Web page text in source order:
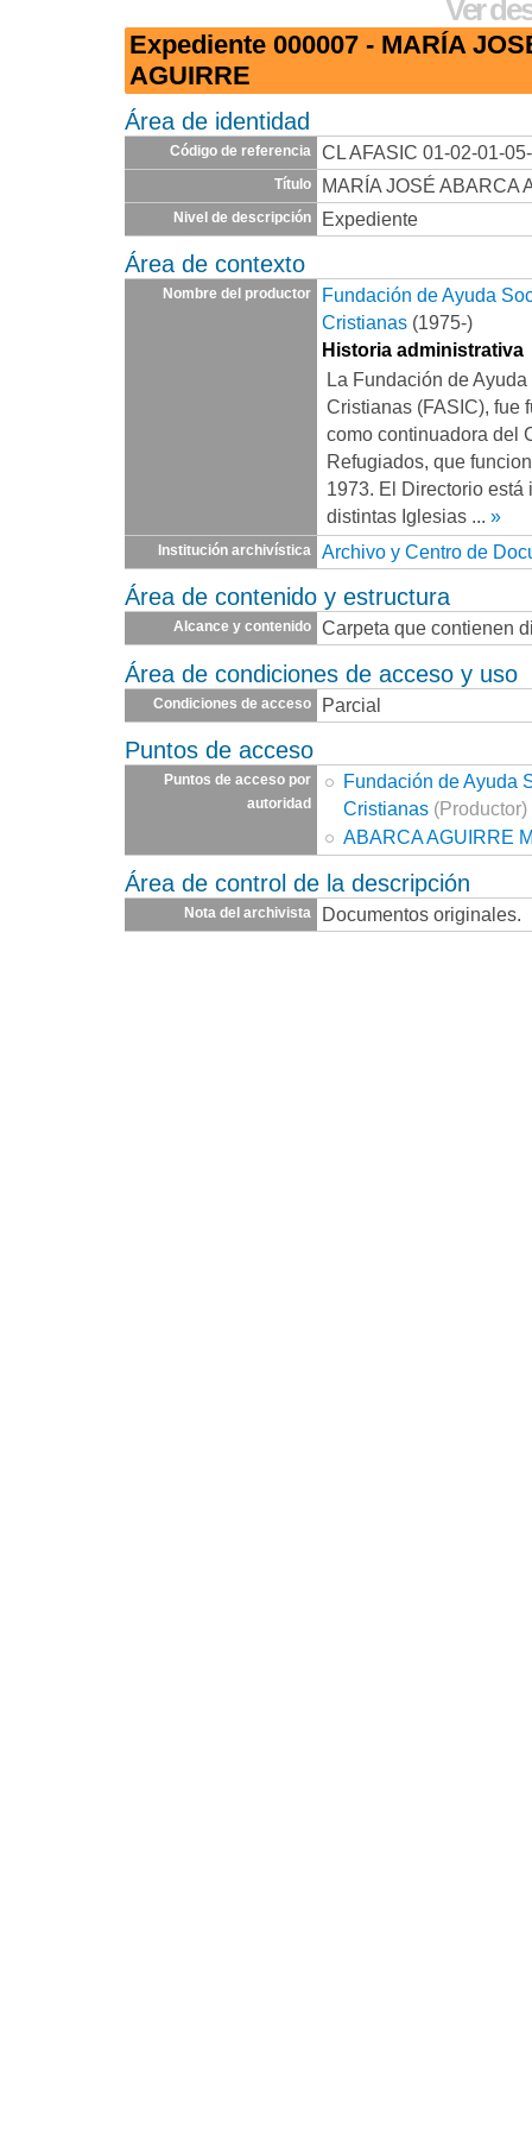
Ver
Expediente 000007 - MARÍA
AGUIRRE
Área de identidad
Código de referencia CL AFASIC 01-02-01-
Título MARÍA JOSÉ ABARCA
Nivel de descripción Expediente
Área de contexto
Nombre del productor
Fundación de Ayuda
Cristianas (1975-)
Historia administrativa
La Fundación de
Cristianas (FASIC), fue
como continuadora del
Refugiados, que
1973. El Directorio está
distintas Iglesias ... »
Institución archivística Archivo y Centro de
Área de contenido y estructura
Alcance y contenido Carpeta que contienen
Área de condiciones de acceso y uso
Condiciones de acceso Parcial
Puntos de acceso
Puntos de acceso por
autoridad
Fundación de Ayuda
Cristianas (Productor)
ABARCA AGUIRRE
Área de control de la descripción
Nota del archivista Documentos originales.